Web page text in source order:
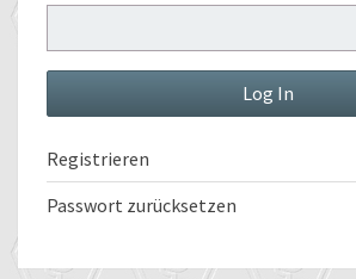
Registrieren
Passwort zurücksetzen